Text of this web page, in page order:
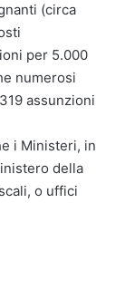
(circa
per 5.000
numerosi
assunzioni
i Ministeri, in
della
o uffici